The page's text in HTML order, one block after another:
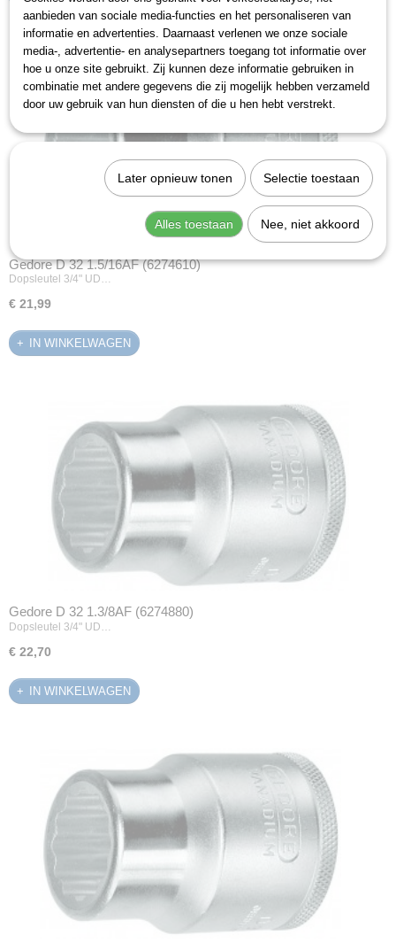
Gedore D 32 1.5/16AF (6274610)
Dopsleutel 3/4" UD…
€ 21,99
IN WINKELWAGEN
Gedore D 32 1.3/8AF (6274880)
Dopsleutel 3/4" UD…
€ 22,70
IN WINKELWAGEN
aanbieden van sociale media-functies en het personaliseren van
informatie en advertenties. Daarnaast verlenen we onze sociale
media-, advertentie- en analysepartners toegang tot informatie over
hoe u onze site gebruikt. Zij kunnen deze informatie gebruiken in
combinatie met andere gegevens die zij mogelijk hebben verzameld
door uw gebruik van hun diensten of die u hen hebt verstrekt.
Later opnieuw tonen Selectie toestaan
Alles toestaan Nee, niet akkoord